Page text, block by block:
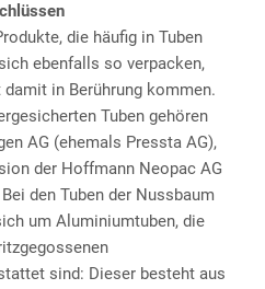
die häufig in Tuben
ebenfalls so verpacken,
in Berührung kommen.
Tuben gehören
AG (ehemals Pressta AG),
der Hoffmann Neopac AG
den Tuben der Nussbaum
um Aluminiumtuben, die
sind: Dieser besteht aus